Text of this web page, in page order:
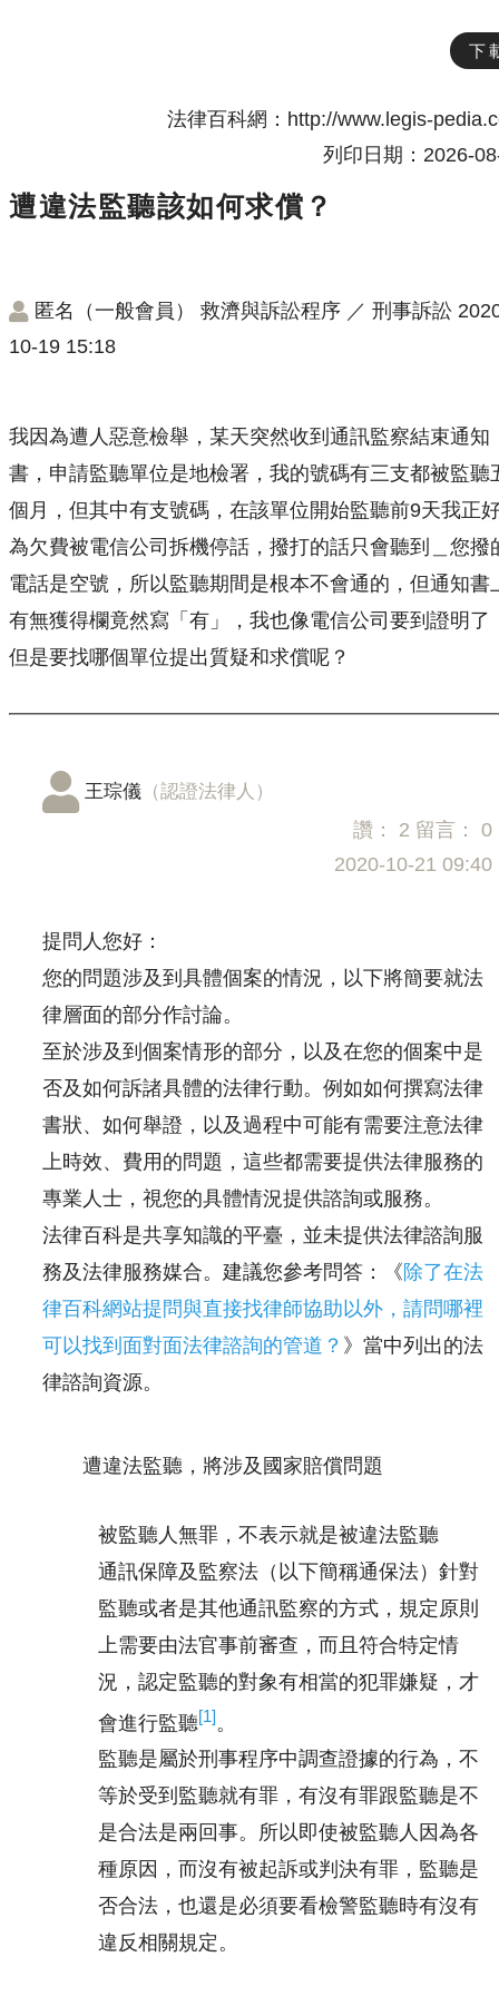
下
法律百科網：http://www.legis-
列印日期：2026-
遭違法監聽該如何求償？
匿名（一般會員） 救濟與訴訟程序 ／ 刑事訴訟
10-19 15:18
我因為遭人惡意檢舉，某天突然收到通訊監察結束通知
書，申請監聽單位是地檢署，我的號碼有三支都被監聽
個月，但其中有支號碼，在該單位開始監聽前9天我正
為欠費被電信公司拆機停話，撥打的話只會聽到＿您撥
電話是空號，所以監聽期間是根本不會通的，但通知書
有無獲得欄竟然寫「有」，我也像電信公司要到證明了
但是要找哪個單位提出質疑和求償呢？
王琮儀 （認證法律人）
讚： 2 留言： 0
2020-10-21 09:40
提問人您好：
您的問題涉及到具體個案的情況，以下將簡要就法
律層面的部分作討論。
至於涉及到個案情形的部分，以及在您的個案中是
否及如何訴諸具體的法律行動。例如如何撰寫法律
書狀、如何舉證，以及過程中可能有需要注意法律
上時效、費用的問題，這些都需要提供法律服務的
專業人士，視您的具體情況提供諮詢或服務。
法律百科是共享知識的平臺，並未提供法律諮詢服
務及法律服務媒合。建議您參考問答：《 除了在法
律百科網站提問與直接找律師協助以外，請問哪裡
可以找到面對面法律諮詢的管道？ 》當中列出的法
律諮詢資源。
遭違法監聽，將涉及國家賠償問題
被監聽人無罪，不表示就是被違法監聽
通訊保障及監察法（以下簡稱通保法）針對
監聽或者是其他通訊監察的方式，規定原則
上需要由法官事前審查，而且符合特定情
況，認定監聽的對象有相當的犯罪嫌疑，才
會進行監聽[1]。
監聽是屬於刑事程序中調查證據的行為，不
等於受到監聽就有罪，有沒有罪跟監聽是不
是合法是兩回事。所以即使被監聽人因為各
種原因，而沒有被起訴或判決有罪，監聽是
否合法，也還是必須要看檢警監聽時有沒有
違反相關規定。